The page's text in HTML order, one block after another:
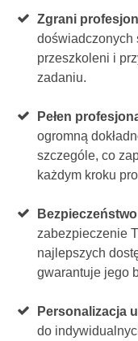
Zgrani
doświadczonych
przeszkoleni i
zadaniu.
Pełen
ogromną
szczególe, co
każdym kroku
zabezpieczenie
najlepszych
gwarantuje jego
Personalizacja
do